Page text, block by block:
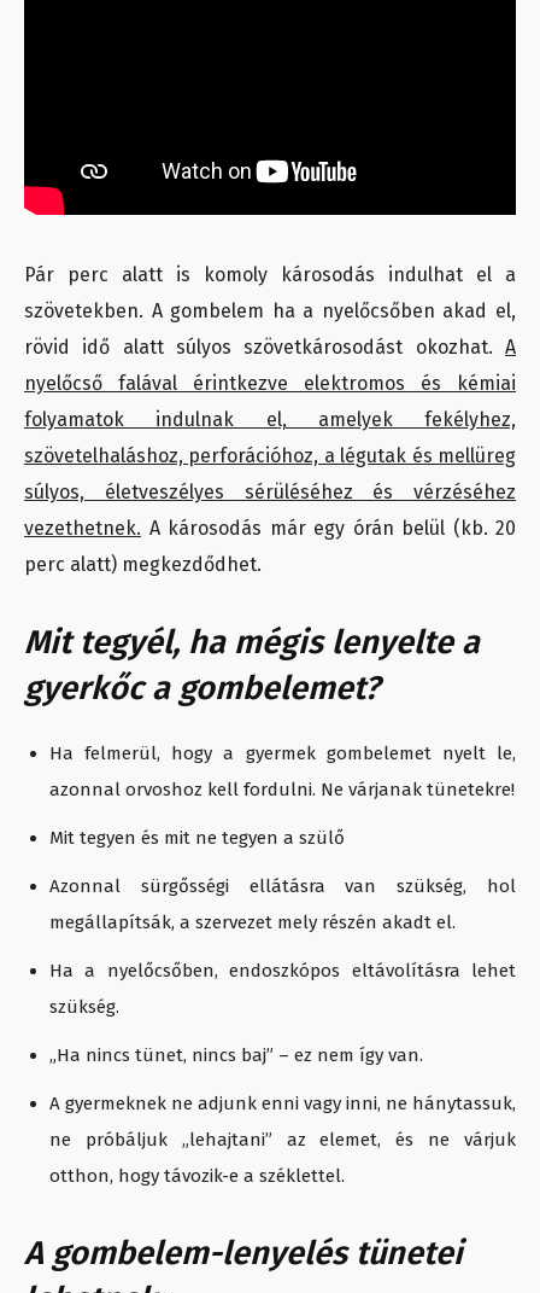
Pár perc alatt is komoly károsodás indulhat el a
szövetekben. A gombelem ha a nyelőcsőben akad el,
rövid idő alatt súlyos szövetkárosodást okozhat. A
nyelőcső falával érintkezve elektromos és kémiai
folyamatok indulnak el, amelyek fekélyhez,
szövetelhaláshoz, perforációhoz, a légutak és mellüreg
súlyos, életveszélyes sérüléséhez és vérzéséhez
vezethetnek. A károsodás már egy órán belül (kb. 20
perc alatt) megkezdődhet.
Mit tegyél, ha mégis lenyelte a
gyerkőc a gombelemet?
Ha felmerül, hogy a gyermek gombelemet nyelt le,
azonnal orvoshoz kell fordulni. Ne várjanak tünetekre!
Mit tegyen és mit ne tegyen a szülő
Azonnal sürgősségi ellátásra van szükség, hol
megállapítsák, a szervezet mely részén akadt el.
Ha a nyelőcsőben, endoszkópos eltávolításra lehet
szükség.
„Ha nincs tünet, nincs baj” – ez nem így van.
A gyermeknek ne adjunk enni vagy inni, ne hánytassuk,
ne próbáljuk „lehajtani” az elemet, és ne várjuk
otthon, hogy távozik-e a széklettel.
A gombelem-lenyelés tünetei